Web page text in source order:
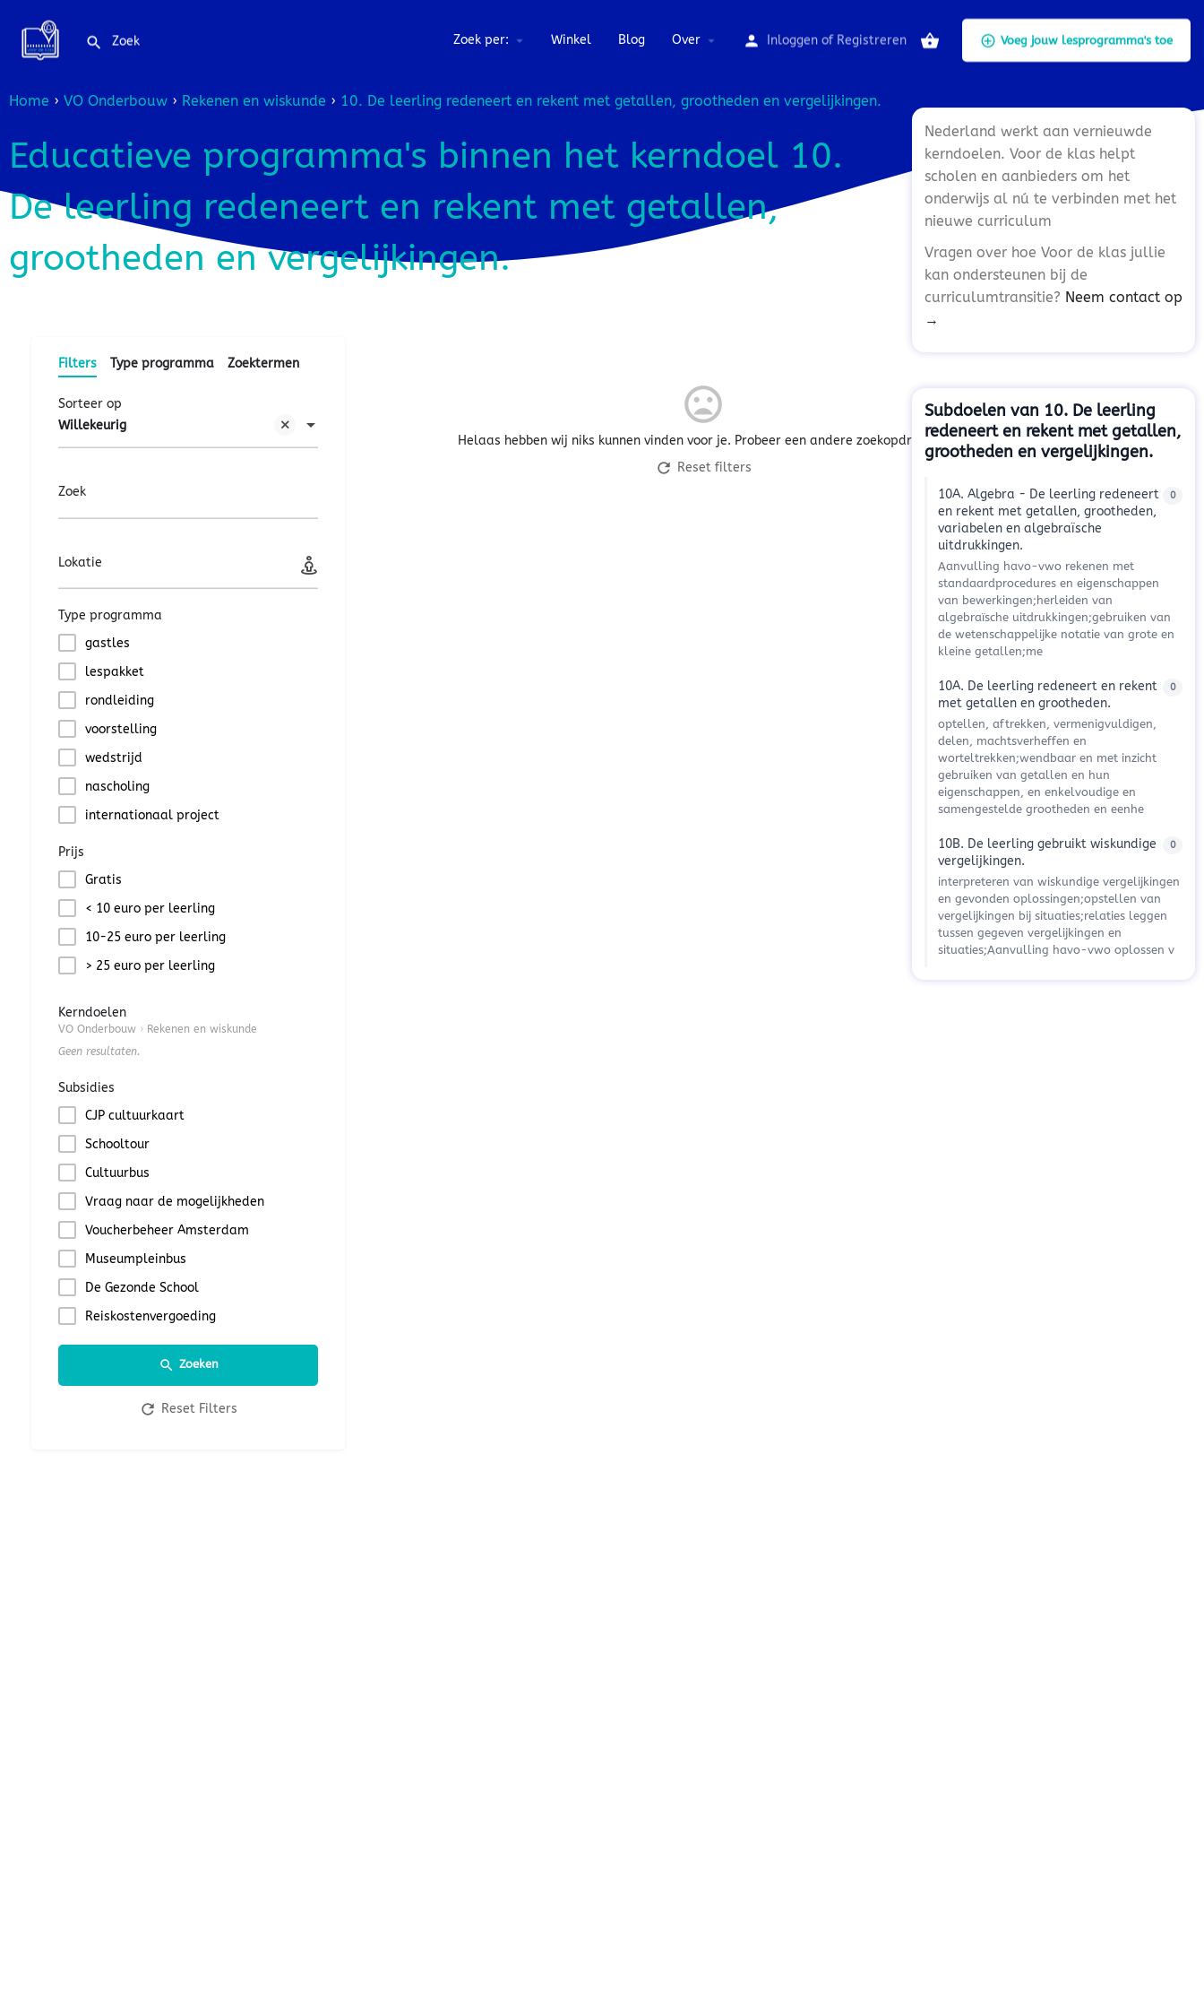
Zoek per: Winkel Blog Over Inloggen of Registreren Voeg jouw lesprogramma's toe
Home › VO Onderbouw › Rekenen en wiskunde › 10. De leerling redeneert en rekent met getallen, grootheden en vergelijkingen.
Educatieve programma's binnen het kerndoel 10.
De leerling redeneert en rekent met getallen,
grootheden en vergelijkingen.
Filters Type programma Zoektermen
Willekeurig
Sorteer op
Zoek
Lokatie
Type programma
gastles
lespakket
rondleiding
voorstelling
wedstrijd
nascholing
internationaal project
Prijs
Gratis
< 10 euro per leerling
10-25 euro per leerling
> 25 euro per leerling
Kerndoelen
VO Onderbouw › Rekenen en wiskunde
Geen resultaten.
Subsidies
CJP cultuurkaart
Schooltour
Cultuurbus
Vraag naar de mogelijkheden
Voucherbeheer Amsterdam
Museumpleinbus
De Gezonde School
Reiskostenvergoeding
Zoeken
Reset Filters
Helaas hebben wij niks kunnen vinden voor je. Probeer een andere zoekopdracht...
Reset filters
Nederland werkt aan vernieuwde
kerndoelen. Voor de klas helpt
scholen en aanbieders om het
onderwijs al nú te verbinden met het
nieuwe curriculum
Vragen over hoe Voor de klas jullie
kan ondersteunen bij de
curriculumtransitie? Neem contact op
→
Subdoelen van 10. De leerling
redeneert en rekent met getallen,
grootheden en vergelijkingen.
10A. Algebra - De leerling redeneert
en rekent met getallen, grootheden,
variabelen en algebraïsche
uitdrukkingen.
0
Aanvulling havo-vwo rekenen met
standaardprocedures en eigenschappen
van bewerkingen;herleiden van
algebraïsche uitdrukkingen;gebruiken van
de wetenschappelijke notatie van grote en
kleine getallen;me
10A. De leerling redeneert en rekent
met getallen en grootheden.
0
optellen, aftrekken, vermenigvuldigen,
delen, machtsverheffen en
worteltrekken;wendbaar en met inzicht
gebruiken van getallen en hun
eigenschappen, en enkelvoudige en
samengestelde grootheden en eenhe
10B. De leerling gebruikt wiskundige
vergelijkingen.
0
interpreteren van wiskundige vergelijkingen
en gevonden oplossingen;opstellen van
vergelijkingen bij situaties;relaties leggen
tussen gegeven vergelijkingen en
situaties;Aanvulling havo-vwo oplossen v